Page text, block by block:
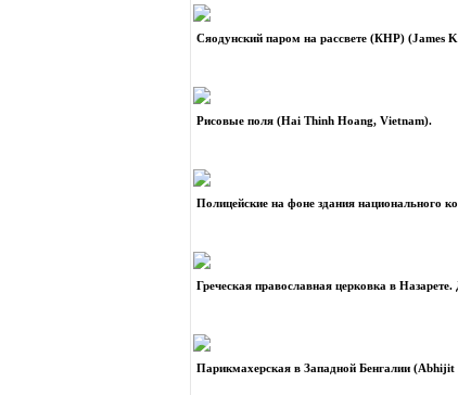
Сяодунский паром на рассвете (КНР) (James
Рисовые поля (Hai Thinh Hoang, Vietnam).
Полицейские на фоне здания национального
Греческая православная церковка в
Парикмахерская в Западной Бенгалии (Abhijit